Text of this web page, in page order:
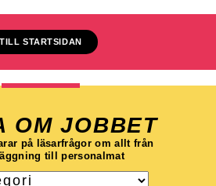
TILL STARTSIDAN
OM JOBBET
på läsarfrågor om allt från
till personalmat